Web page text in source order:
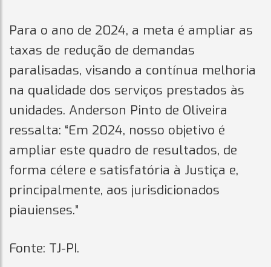
Para o ano de 2024, a meta é ampliar as
taxas de redução de demandas
paralisadas, visando a contínua melhoria
na qualidade dos serviços prestados às
unidades. Anderson Pinto de Oliveira
ressalta: “Em 2024, nosso objetivo é
ampliar este quadro de resultados, de
forma célere e satisfatória à Justiça e,
principalmente, aos jurisdicionados
piauienses.”
Fonte: TJ-PI.